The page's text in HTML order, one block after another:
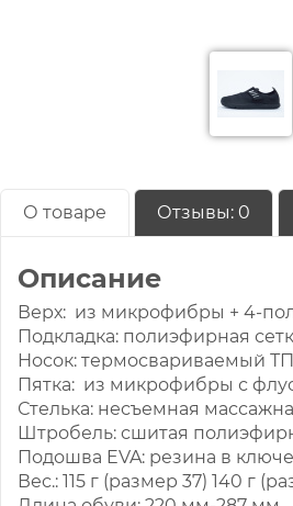
О товаре Отзывы: 0
Описание
Верх: из микрофибры + 4-
Подкладка: полиэфирная
Носок: термосвариваемый
Пятка: из микрофибры с
Стелька: несъемная
Штробель: сшитая
Подошва EVA: резина в
Вес.: 115 г (размер 37) 140 г